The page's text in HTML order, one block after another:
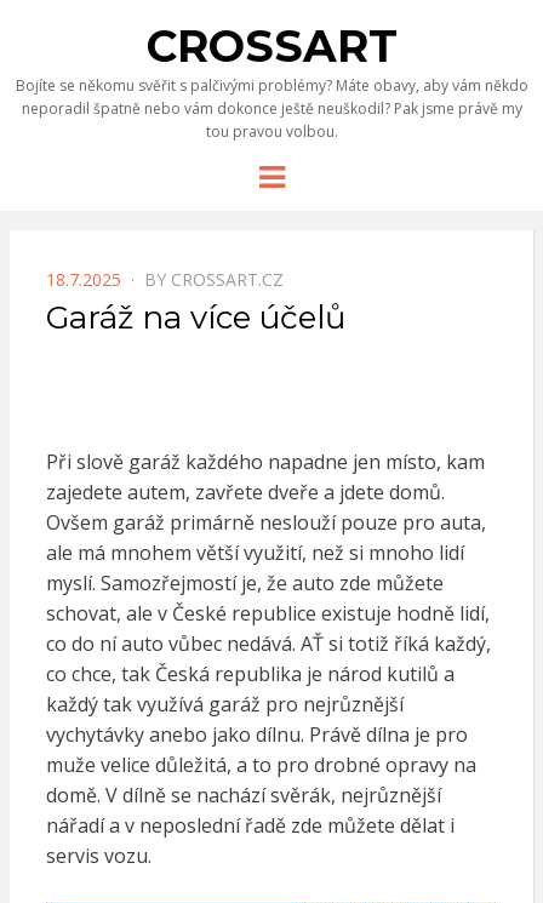
CROSSART
Bojíte se někomu svěřit s palčivými problémy? Máte obavy, aby vám někdo
neporadil špatně nebo vám dokonce ještě neuškodil? Pak jsme právě my
tou pravou volbou.
Menu
POSTED
ON
18.7.2025 BY CROSSART.CZ
Garáž na více účelů
Při slově garáž každého napadne jen místo, kam
zajedete autem, zavřete dveře a jdete domů.
Ovšem garáž primárně neslouží pouze pro auta,
ale má mnohem větší využití, než si mnoho lidí
myslí. Samozřejmostí je, že auto zde můžete
schovat, ale v České republice existuje hodně lidí,
co do ní auto vůbec nedává. AŤ si totiž říká každý,
co chce, tak Česká republika je národ kutilů a
každý tak využívá garáž pro nejrůznější
vychytávky anebo jako dílnu. Právě dílna je pro
muže velice důležitá, a to pro drobné opravy na
domě. V dílně se nachází svěrák, nejrůznější
nářadí a v neposlední řadě zde můžete dělat i
servis vozu.